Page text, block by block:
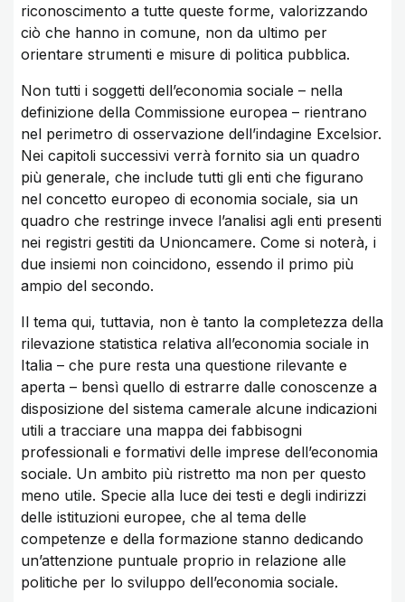
riconoscimento a tutte queste forme, valorizzando
ciò che hanno in comune, non da ultimo per
orientare strumenti e misure di politica pubblica.
Non tutti i soggetti dell’economia sociale – nella
definizione della Commissione europea – rientrano
nel perimetro di osservazione dell’indagine Excelsior.
Nei capitoli successivi verrà fornito sia un quadro
più generale, che include tutti gli enti che figurano
nel concetto europeo di economia sociale, sia un
quadro che restringe invece l’analisi agli enti presenti
nei registri gestiti da Unioncamere. Come si noterà, i
due insiemi non coincidono, essendo il primo più
ampio del secondo.
Il tema qui, tuttavia, non è tanto la completezza della
rilevazione statistica relativa all’economia sociale in
Italia – che pure resta una questione rilevante e
aperta – bensì quello di estrarre dalle conoscenze a
disposizione del sistema camerale alcune indicazioni
utili a tracciare una mappa dei fabbisogni
professionali e formativi delle imprese dell’economia
sociale. Un ambito più ristretto ma non per questo
meno utile. Specie alla luce dei testi e degli indirizzi
delle istituzioni europee, che al tema delle
competenze e della formazione stanno dedicando
un’attenzione puntuale proprio in relazione alle
politiche per lo sviluppo dell’economia sociale.